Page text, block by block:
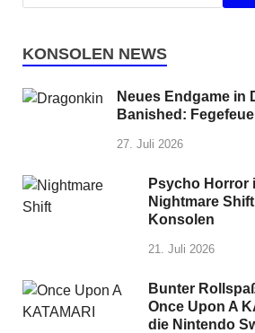
KONSOLEN NEWS
Neues Endgame in
Banished:
27. Juli 2026
Psycho Horror
Nightmare
Konsolen
21. Juli 2026
Bunter
Once Upon A
die Nintendo